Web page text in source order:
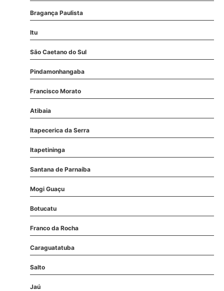
Bragança Paulista
Itu
São Caetano do Sul
Pindamonhangaba
Francisco Morato
Atibaia
Itapecerica da Serra
Itapetininga
Santana de Parnaíba
Mogi Guaçu
Botucatu
Franco da Rocha
Caraguatatuba
Salto
Jaú